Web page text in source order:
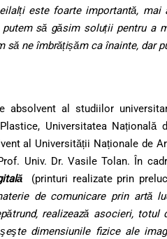
este foarte importantă,
putem să găsim soluții pentru a
să ne îmbrățișăm ca înainte, dar
absolvent al studiilor
Universitatea Națională
al Universității Naționale de
Univ. Dr. Vasile Tolan. În
(printuri realizate prin
de comunicare prin artă
realizează asocieri,
dimensiunile fizice ale